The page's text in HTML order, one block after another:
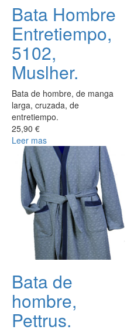
Bata Hombre
Entretiempo,
5102,
Muslher.
Bata de hombre, de manga
larga, cruzada, de
entretiempo.
25,90 €
Leer mas
Bata de
hombre,
Pettrus.